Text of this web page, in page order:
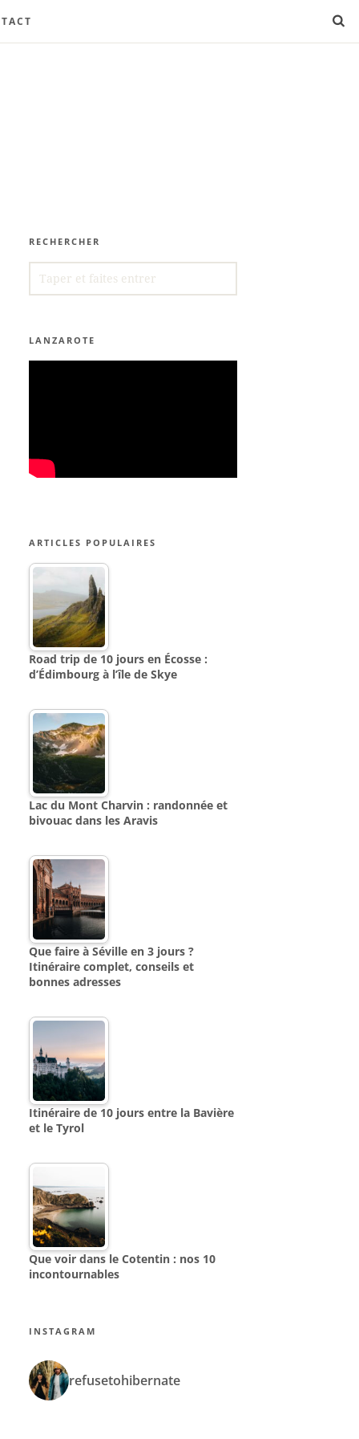
RECHERCHER
FOR:
LANZAROTE
ARTICLES POPULAIRES
Road trip de 10 jours en Écosse :
d’Édimbourg à l’île de Skye
Lac du Mont Charvin : randonnée et
bivouac dans les Aravis
Que faire à Séville en 3 jours ?
Itinéraire complet, conseils et
bonnes adresses
Itinéraire de 10 jours entre la Bavière
et le Tyrol
Que voir dans le Cotentin : nos 10
incontournables
INSTAGRAM
refusetohibernate